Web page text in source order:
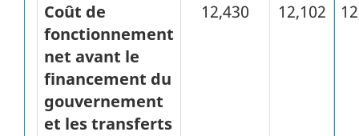
Coût de
fonctionnement
net avant le
financement du
gouvernement
et les transferts
12,430 12,102